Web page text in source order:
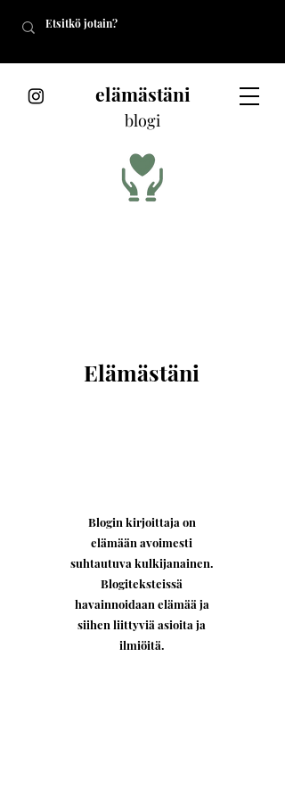
elämästäni
blogi
Elämästäni
Blogin kirjoittaja on
elämään avoimesti
suhtautuva kulkijanainen.
Blogiteksteissä
havainnoidaan elämää ja
siihen liittyviä asioita ja
ilmiöitä.